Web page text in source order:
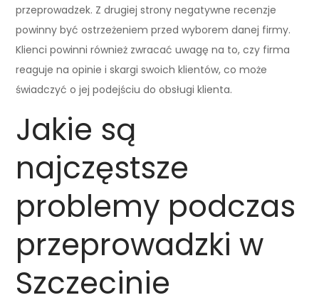
przeprowadzek. Z drugiej strony negatywne recenzje
powinny być ostrzeżeniem przed wyborem danej firmy.
Klienci powinni również zwracać uwagę na to, czy firma
reaguje na opinie i skargi swoich klientów, co może
świadczyć o jej podejściu do obsługi klienta.
Jakie są
najczęstsze
problemy podczas
przeprowadzki w
Szczecinie